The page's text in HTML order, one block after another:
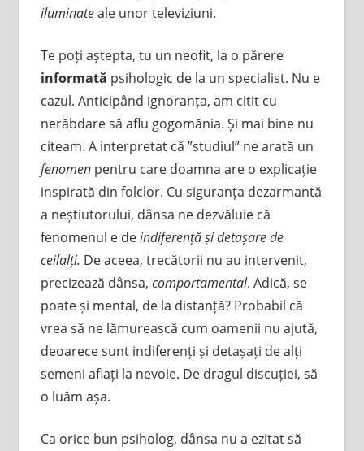
iluminateale unor televiziuni.
Te poți aștepta, tu un neofit, la o părere
informată psihologic de la un specialist. Nu e
cazul. Anticipând ignoranța, am citit cu
nerăbdare să aflu gogomănia. Și mai bine nu
citeam. A interpretat că ”studiul” ne arată un
fenomenpentru care doamna are o explicație
inspirată din folclor. Cu siguranța dezarmantă
a neștiutorului, dânsa ne dezvăluie că
fenomenul e deindiferență și detașare de
ceilalți. De aceea, trecătorii nu au intervenit,
precizează dânsa, comportamental. Adică, se
poate și mental, de la distanță? Probabil că
vrea să ne lămurească cum oamenii nu ajută,
deoarece sunt indiferenți și detașați de alți
semeni aflați la nevoie. De dragul discuției, să
o luăm așa.
Ca orice bun psiholog, dânsa nu a ezitat să